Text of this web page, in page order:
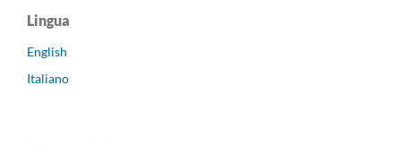
Lingua
English
Italiano